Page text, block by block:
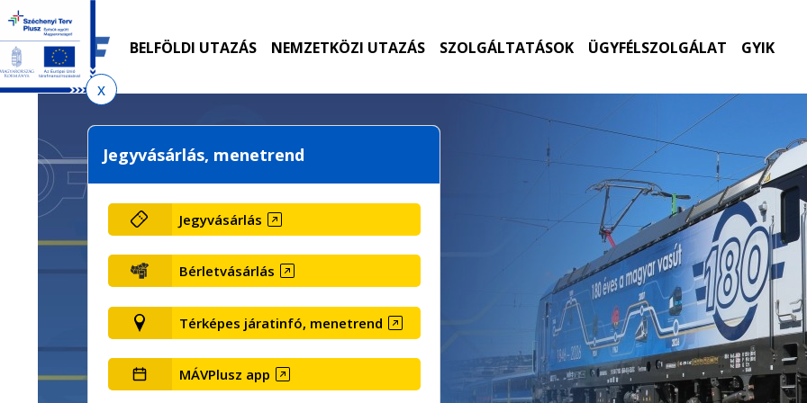
Ugrás
menetrendkeresőhöz
Ugrás
tartalomra
Ugrás
az
oldaltérképre
BELFÖLDI UTAZÁS NEMZETKÖZI UTAZÁS SZOLGÁLTATÁSOK ÜGYFÉLSZOLGÁLAT GYIK
Jegyvásárlás, menetrend
Jegyvásárlás
Bérletvásárlás
Térképes járatinfó, menetrend
MÁVPlusz app